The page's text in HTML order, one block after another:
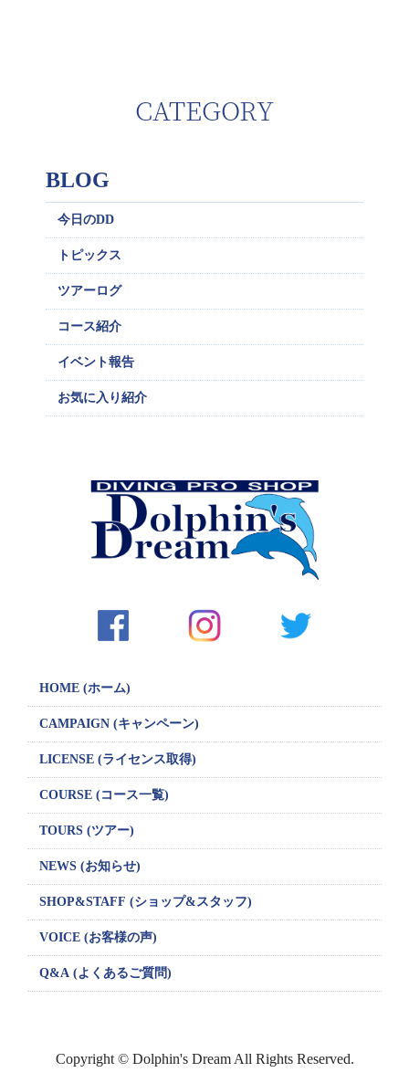
CATEGORY
BLOG
今日のDD
トピックス
ツアーログ
コース紹介
イベント報告
お気に入り紹介
HOME (ホーム)
CAMPAIGN (キャンペーン)
LICENSE (ライセンス取得)
COURSE (コース一覧)
TOURS (ツアー)
NEWS (お知らせ)
SHOP&STAFF (ショップ&スタッフ)
VOICE (お客様の声)
Q&A (よくあるご質問)
Copyright © Dolphin's Dream All Rights Reserved.